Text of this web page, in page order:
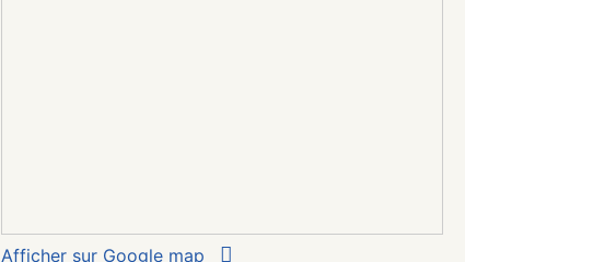
Afficher sur Google map